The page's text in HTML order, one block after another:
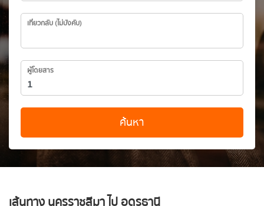
เที่ยวกลับ (ไม่บังคับ)
ผู้โดยสาร
ค้นหา
เส้นทาง นครราชสีมา ไป อุดรธานี